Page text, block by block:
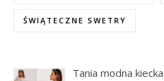
ŚWIĄTECZNE SWETRY
Tania modna